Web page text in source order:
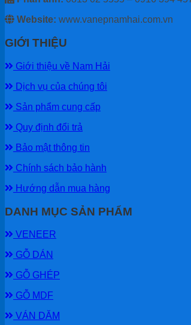
Website: www.vanepnamhai.com.vn
GIỚI THIỆU
Giới thiệu về Nam Hải
Dịch vụ của chúng tôi
Sản phẩm cung cấp
Quy định đổi trả
Bảo mật thông tin
Chính sách bảo hành
Hướng dẫn mua hàng
DANH MỤC SẢN PHẨM
VENEER
GỖ DÁN
GỖ GHÉP
GỖ MDF
VÁN DĂM